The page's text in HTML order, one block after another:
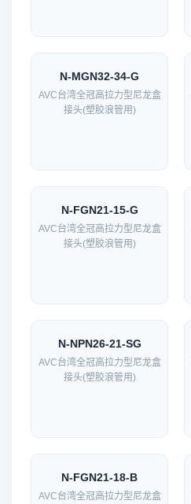
N-MGN32-34-G
AVC台湾全冠高拉力型尼龙盒
接头(塑胶浪管用)
N-FGN21-15-G
AVC台湾全冠高拉力型尼龙盒
接头(塑胶浪管用)
N-NPN26-21-SG
AVC台湾全冠高拉力型尼龙盒
接头(塑胶浪管用)
N-FGN21-18-B
AVC台湾全冠高拉力型尼龙盒